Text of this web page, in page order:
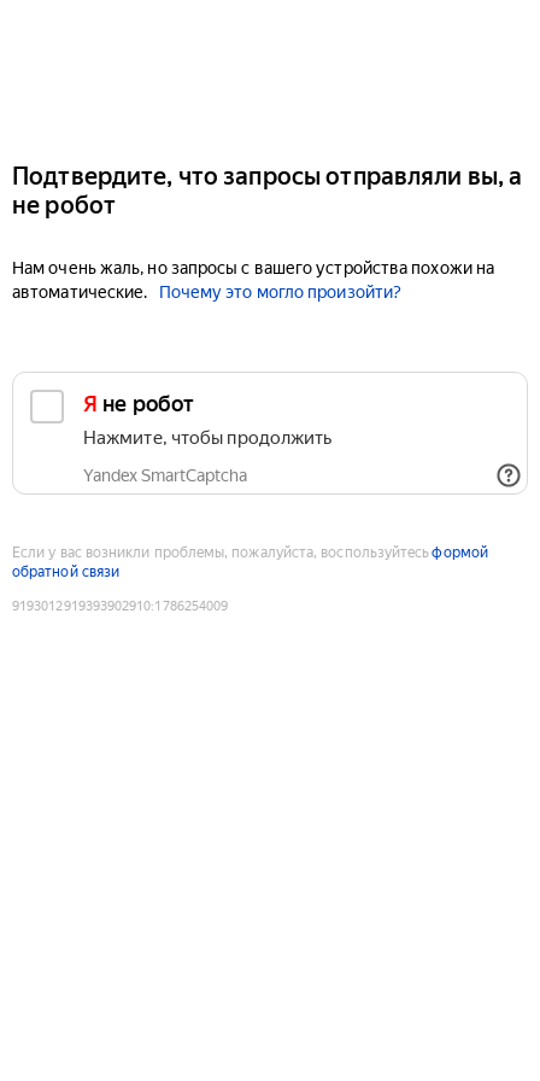
Подтвердите, что запросы отправляли вы, а
не робот
Нам очень жаль, но запросы с вашего устройства похожи на
автоматические.
Почему это могло произойти?
Я не робот
Нажмите, чтобы продолжить
Yandex SmartCaptcha
Если у вас возникли проблемы, пожалуйста, воспользуйтесьформой
обратной связи
9193012919393902910:1786254009